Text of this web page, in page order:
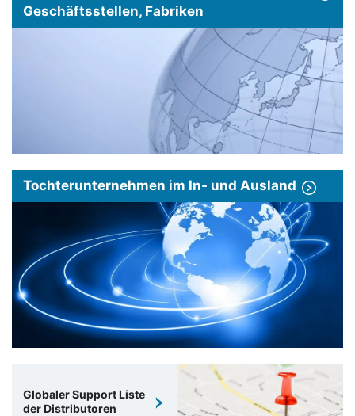
Geschäftsstellen, Fabriken
Tochterunternehmen im In- und Ausland
Globaler Support Liste
der Distributoren